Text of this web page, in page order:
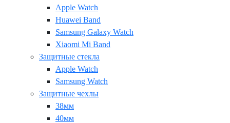
Apple Watch
Huawei Band
Samsung Galaxy Watch
Xiaomi Mi Band
Защитные стекла
Apple Watch
Samsung Watch
Защитные чехлы
38мм
40мм